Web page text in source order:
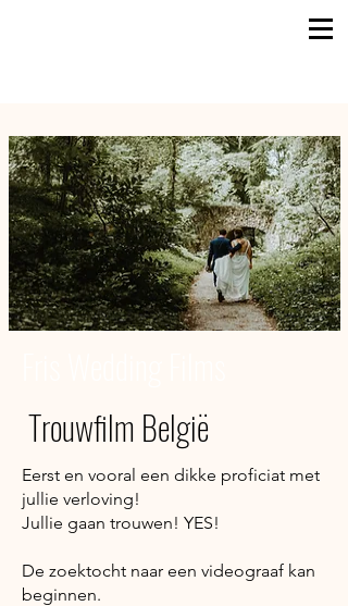
Trouwfilm België
Eerst en vooral een dikke proficiat met
jullie verloving!
Jullie gaan trouwen! YES!
De zoektocht naar een videograaf kan
beginnen.